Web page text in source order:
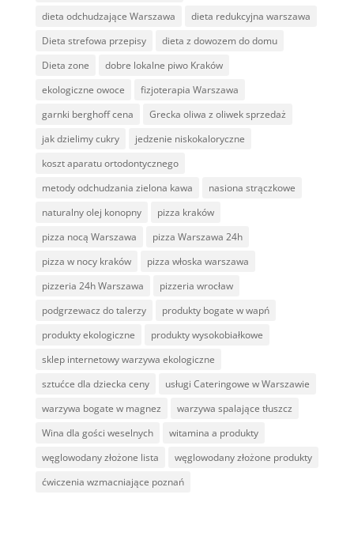
dieta odchudzające Warszawa
dieta redukcyjna warszawa
Dieta strefowa przepisy
dieta z dowozem do domu
Dieta zone
dobre lokalne piwo Kraków
ekologiczne owoce
fizjoterapia Warszawa
garnki berghoff cena
Grecka oliwa z oliwek sprzedaż
jak dzielimy cukry
jedzenie niskokaloryczne
koszt aparatu ortodontycznego
metody odchudzania zielona kawa
nasiona strączkowe
naturalny olej konopny
pizza kraków
pizza nocą Warszawa
pizza Warszawa 24h
pizza w nocy kraków
pizza włoska warszawa
pizzeria 24h Warszawa
pizzeria wrocław
podgrzewacz do talerzy
produkty bogate w wapń
produkty ekologiczne
produkty wysokobiałkowe
sklep internetowy warzywa ekologiczne
sztućce dla dziecka ceny
usługi Cateringowe w Warszawie
warzywa bogate w magnez
warzywa spalające tłuszcz
Wina dla gości weselnych
witamina a produkty
węglowodany złożone lista
węglowodany złożone produkty
ćwiczenia wzmacniające poznań